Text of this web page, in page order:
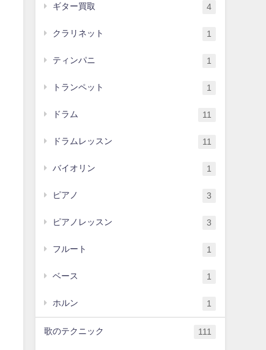
ギター買取 4
クラリネット 1
ティンパニ 1
トランペット 1
ドラム 11
ドラムレッスン 11
バイオリン 1
ピアノ 3
ピアノレッスン 3
フルート 1
ベース 1
ホルン 1
歌のテクニック 111